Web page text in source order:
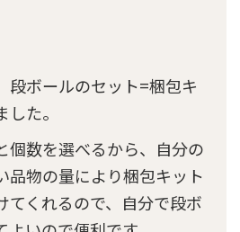
段ボールのセット=梱包キ
た。
個数を選べるから、自分の
品物の量により梱包キット
てくれるので、自分で段ボ